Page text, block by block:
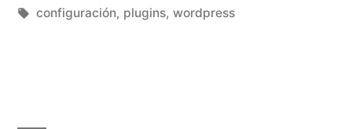
por
Etiquetas:
configuración, plugins, wordpress